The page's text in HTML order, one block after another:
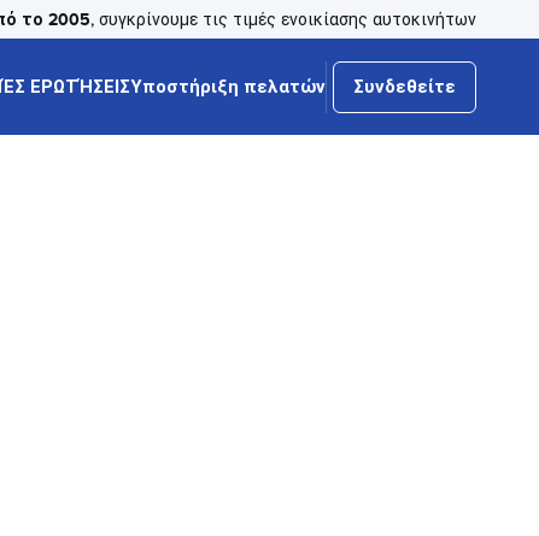
το 2005, συγκρίνουμε τις τιμές ενοικίασης αυτοκινήτων
ΕΡΩΤΉΣΕΙΣΥποστήριξη πελατών Συνδεθείτε